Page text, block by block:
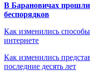
В Барановичах прошли
беспорядков
Как изменились
интернете
Как изменились
последние десять лет